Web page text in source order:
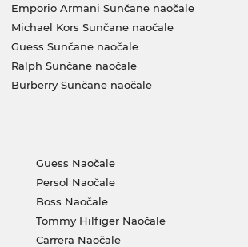
Emporio Armani Sunčane naočale
Michael Kors Sunčane naočale
Guess Sunčane naočale
Ralph Sunčane naočale
Burberry Sunčane naočale
Guess Naočale
Persol Naočale
Boss Naočale
Tommy Hilfiger Naočale
Carrera Naočale